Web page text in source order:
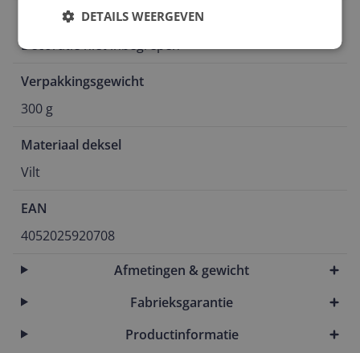
Verpakkingsinhoud
Decoratie niet inbegrepen
Verpakkingsgewicht
300 g
Materiaal deksel
Vilt
EAN
4052025920708
Afmetingen & gewicht
Fabrieksgarantie
Productinformatie
DETAILS WEERGEVEN